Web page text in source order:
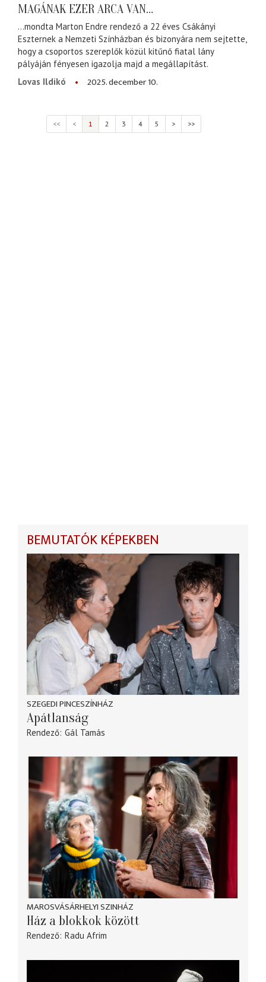
MAGÁNAK EZER ARCA VAN…
…mondta Marton Endre rendező a 22 éves Csákányi
Eszternek a Nemzeti Színházban és bizonyára nem sejtette,
hogy a csoportos szereplők közül kitűnő fiatal lány
pályáján fényesen igazolja majd a megállapítást.
Lovas Ildikó
2025. december 10.
<< < 1 2 3 4 5 > >>
BEMUTATÓK KÉPEKBEN
SZEGEDI PINCESZÍNHÁZ
Apátlanság
Rendező Gál Tamás
MAROSVÁSÁRHELYI SZINHÁZ
Ház a blokkok között
Rendező Radu Afrim